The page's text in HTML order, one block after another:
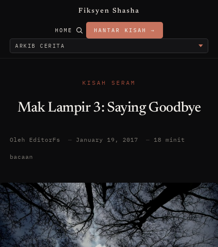
Fiksyen Shasha
HOME HANTAR KISAH →
KISAH SERAM
Mak Lampir 3: Saying Goodbye
Oleh EditorFs — January 19, 2017 — 18 minit
bacaan